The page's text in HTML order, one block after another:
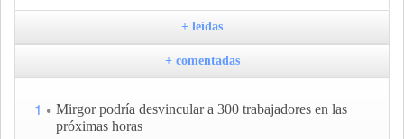
+ leídas
+ comentadas
1
Mirgor podría desvincular a 300 trabajadores en las
próximas horas